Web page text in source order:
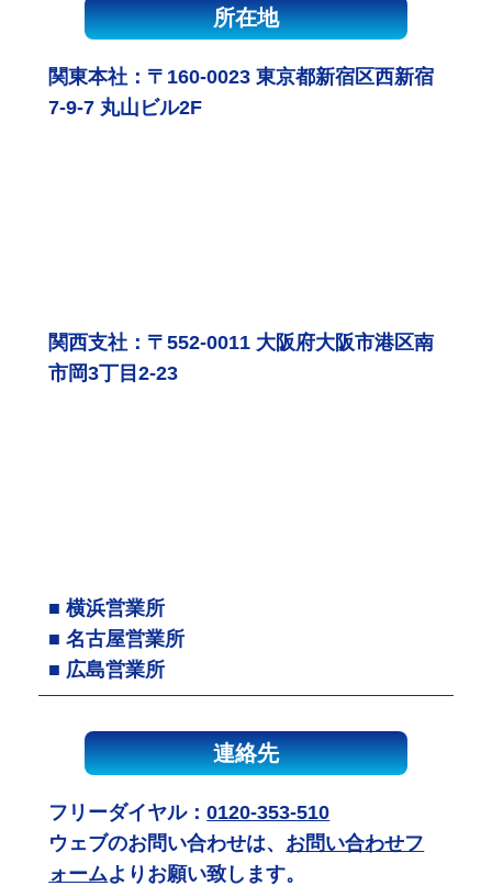
所在地
関東本社：〒160-0023 東京都新宿区西新宿
7-9-7 丸山ビル2F
関西支社：〒552-0011 大阪府大阪市港区南
市岡3丁目2-23
■ 横浜営業所
■ 名古屋営業所
■ 広島営業所
連絡先
フリーダイヤル：0120-353-510
ウェブのお問い合わせは、 お問い合わせフ
ォームよりお願い致します。